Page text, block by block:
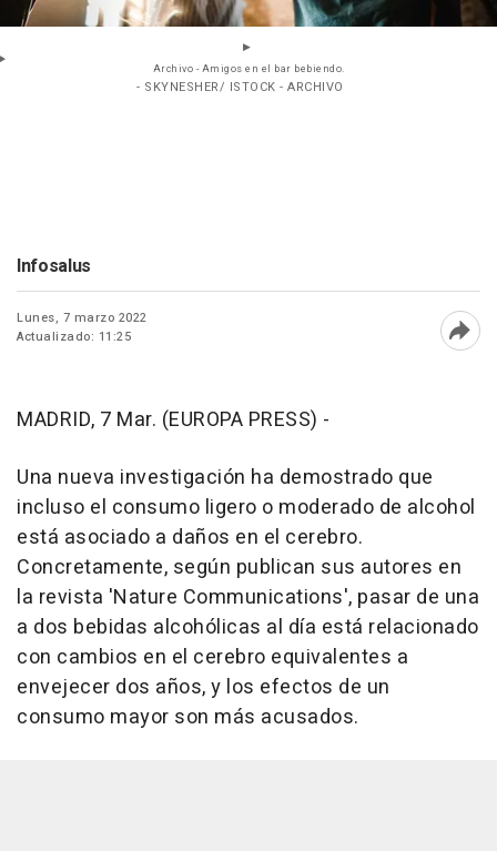
Archivo - Amigos en el bar bebiendo.
- SKYNESHER/ ISTOCK - ARCHIVO
Infosalus
Lunes, 7 marzo 2022
Actualizado: 11:25
MADRID, 7 Mar. (EUROPA PRESS) -
Una nueva investigación ha demostrado que
incluso el consumo ligero o moderado de alcohol
está asociado a daños en el cerebro.
Concretamente, según publican sus autores en
la revista 'Nature Communications', pasar de una
a dos bebidas alcohólicas al día está relacionado
con cambios en el cerebro equivalentes a
envejecer dos años, y los efectos de un
consumo mayor son más acusados.